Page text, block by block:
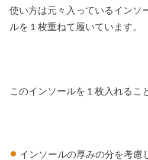
使い方は元々入っているインソ
ルを１枚重ねて履いています。
このインソールを１枚入れるこ
インソールの厚みの分を考慮